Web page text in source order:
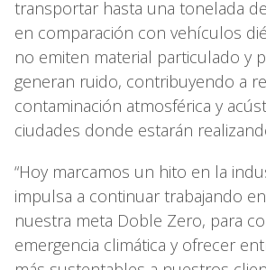
transportar hasta una tonelada
en comparación con vehículos
no emiten material particulado y
generan ruido, contribuyendo a
contaminación atmosférica y
ciudades donde estarán
“Hoy marcamos un hito en la
impulsa a continuar trabajando
nuestra meta Doble Zero, para
emergencia climática y ofrecer